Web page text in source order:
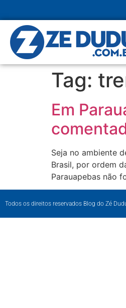
Tag:
Em
Seja no ambiente
Brasil, por ordem
Parauapebas não
Todos os direitos reservados Blog do Zé